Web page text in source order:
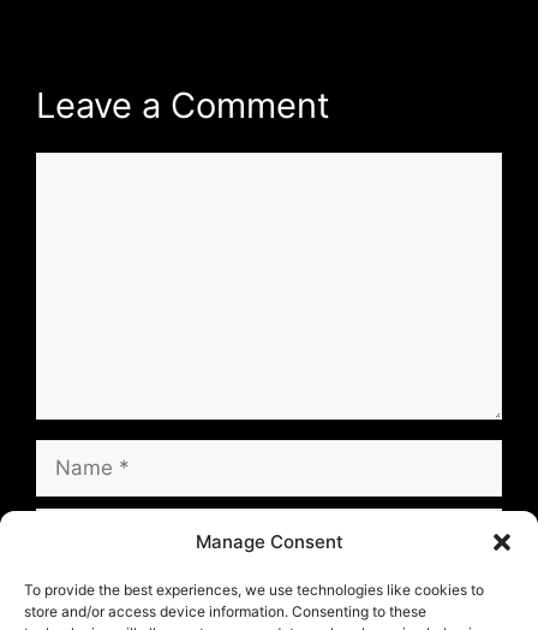
Manage Consent
To provide the best experiences, we use technologies like cookies to
store and/or access device information. Consenting to these
Leave a Comment
Name
Website